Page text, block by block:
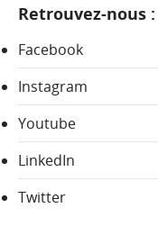
Retrouvez-nous :
Facebook
Instagram
Youtube
LinkedIn
Twitter